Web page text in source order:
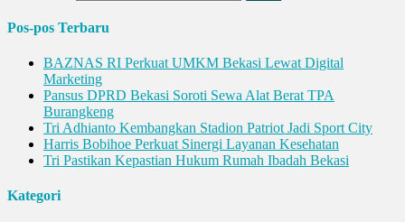
Pos-pos Terbaru
BAZNAS RI Perkuat UMKM Bekasi Lewat Digital
Marketing
Pansus DPRD Bekasi Soroti Sewa Alat Berat TPA
Burangkeng
Tri Adhianto Kembangkan Stadion Patriot Jadi Sport City
Harris Bobihoe Perkuat Sinergi Layanan Kesehatan
Tri Pastikan Kepastian Hukum Rumah Ibadah Bekasi
Kategori